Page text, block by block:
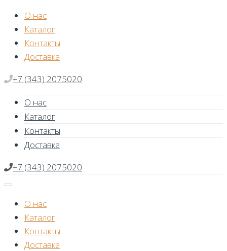
Skip
content
О нас
Каталог
Контакты
Доставка
+7 (343) 2075020
О нас
Каталог
Контакты
Доставка
+7 (343) 2075020
О нас
Каталог
Контакты
Доставка